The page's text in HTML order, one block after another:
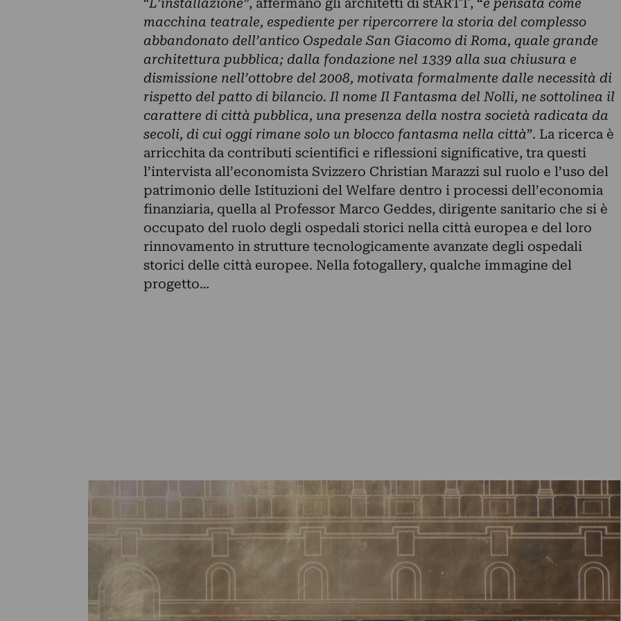
macchina teatrale, espediente per ripercorrere la storia del complesso
abbandonato dell’antico Ospedale San Giacomo di Roma, quale grande
architettura pubblica; dalla fondazione nel 1339 alla sua chiusura e
dismissione nell’ottobre del 2008, motivata formalmente dalle necessità di
rispetto del patto di bilancio. Il nome Il Fantasma del Nolli, ne sottolinea il
carattere di città pubblica, una presenza della nostra società radicata da
secoli, di cui oggi rimane solo un blocco fantasma nella città”. La ricerca è
arricchita da contributi scientifici e riflessioni significative, tra questi
l’intervista all’economista Svizzero Christian Marazzi sul ruolo e l’uso del
patrimonio delle Istituzioni del Welfare dentro i processi dell’economia
finanziaria, quella al Professor Marco Geddes, dirigente sanitario che si è
occupato del ruolo degli ospedali storici nella città europea e del loro
rinnovamento in strutture tecnologicamente avanzate degli ospedali
storici delle città europee. Nella fotogallery, qualche immagine del
progetto…